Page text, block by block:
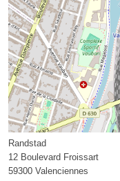
Randstad
12 Boulevard Froissart
59300 Valenciennes